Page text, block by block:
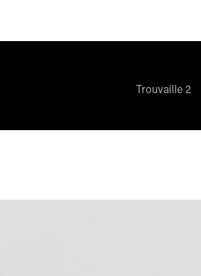
Trouvaille 2